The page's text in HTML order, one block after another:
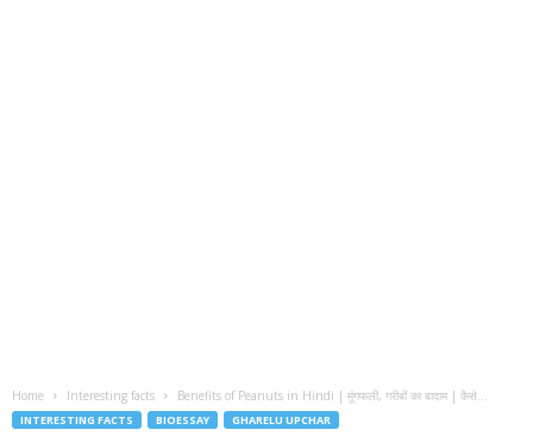
Home Interesting facts Benefits of Peanuts in Hindi | मूंगफली, गरीबों का बादाम | कैसे...
INTERESTING FACTS BIOESSAY GHARELU UPCHAR